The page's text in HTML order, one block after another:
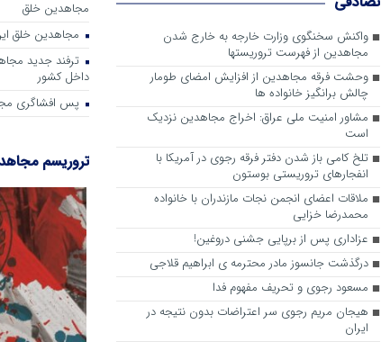
واکنش سخنگوی وزارت خارجه به خارج شدن
مجاهدین از فهرست تروریستها
وحشت فرقه مجاهدین از افزایش امضای طومار
چالش برانگیز خانواده ها
مشاور امنیت ملی عراق: اخراج مجاهدین نزدیک
است
تلخ کامی باز شدن دفتر فرقه رجوی در آمریکا با
انفجارهای تروریستی بوستون
ملاقات اعضای انجمن نجات مازندران با خانواده
محمدرضا خزایی
عزاداری پس از برپایی جشنی دروغین!
درگذشت جانسوز مادر محترمه ی ابراهیم قلاجی
مسعود رجوی و تحریف مفهوم فدا
هیجان مریم رجوی سر اعتراضات بدون نتیجه در
ایران
مجاهدین خلق
مجاهدین خلق
ترفند جدید
داخل کشور
پس افشاگری
تروریسم